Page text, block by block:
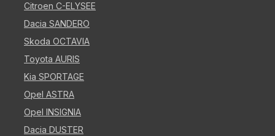
Citroen C-ELYSEE
Dacia SANDERO
Skoda OCTAVIA
Toyota AURIS
Kia SPORTAGE
Opel ASTRA
Opel INSIGNIA
Dacia DUSTER